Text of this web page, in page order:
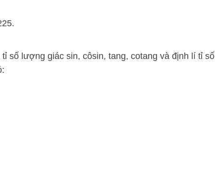
số lượng giác sin, côsin, tang, cotang và định lí tỉ số